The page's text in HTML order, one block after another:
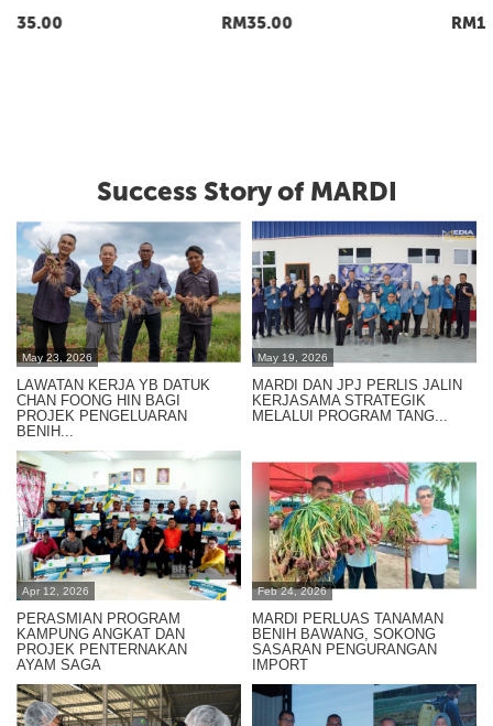
Success Story of MARDI
May 23, 2026
LAWATAN KERJA YB DATUK
CHAN FOONG HIN BAGI
PROJEK PENGELUARAN
BENIH...
May 19, 2026
MARDI DAN JPJ PERLIS JALIN
KERJASAMA STRATEGIK
MELALUI PROGRAM TANG...
Apr 12, 2026
PERASMIAN PROGRAM
KAMPUNG ANGKAT DAN
PROJEK PENTERNAKAN
AYAM SAGA
Feb 24, 2026
MARDI PERLUAS TANAMAN
BENIH BAWANG, SOKONG
SASARAN PENGURANGAN
IMPORT